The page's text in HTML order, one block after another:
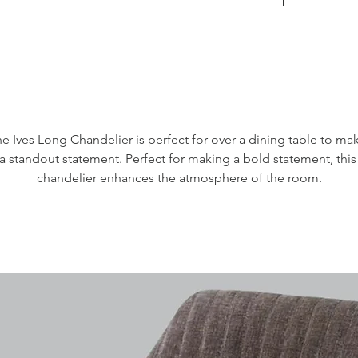
Ives Long Chandelier is perfect for over a dining table to
standout statement. Perfect for making a bold statement, this
chandelier enhances the atmosphere of the room.